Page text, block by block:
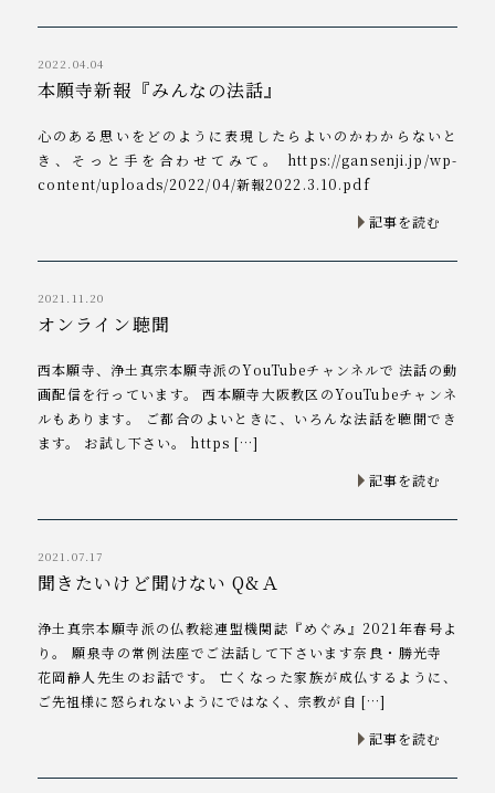
2022.04.04
本願寺新報『みんなの法話』
心のある思いをどのように表現したらよいのかわからないと
き、そっと手を合わせてみて。 https://gansenji.jp/wp-
content/uploads/2022/04/新報2022.3.10.pdf
記事を読む
2021.11.20
オンライン聴聞
西本願寺、浄土真宗本願寺派のYouTubeチャンネルで 法話の動
画配信を行っています。 西本願寺大阪教区のYouTubeチャンネ
ルもあります。 ご都合のよいときに、いろんな法話を聴聞でき
ます。 お試し下さい。 https […]
記事を読む
2021.07.17
聞きたいけど聞けない Q&Ａ
浄土真宗本願寺派の仏教総連盟機関誌『めぐみ』2021年春号よ
り。 願泉寺の常例法座でご法話して下さいます奈良・勝光寺
花岡静人先生のお話です。 亡くなった家族が成仏するように、
ご先祖様に怒られないようにではなく、宗教が自 […]
記事を読む